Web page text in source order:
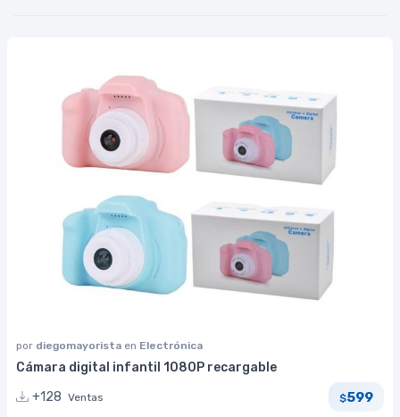
por diegomayorista en Electrónica
Cámara digital infantil 1080P recargable
+128 Ventas $599